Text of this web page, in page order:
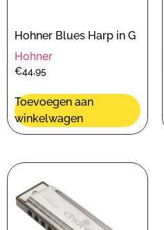
Hohner Blues Harp in G
Hohner
€44,95
Toevoegen aan
winkelwagen